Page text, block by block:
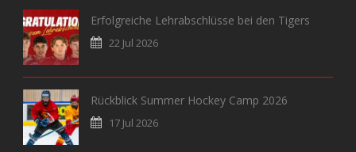
Erfolgreiche Lehrabschlüsse bei den Tigers
22 Jul 2026
Rückblick Summer Hockey Camp 2026
17 Jul 2026